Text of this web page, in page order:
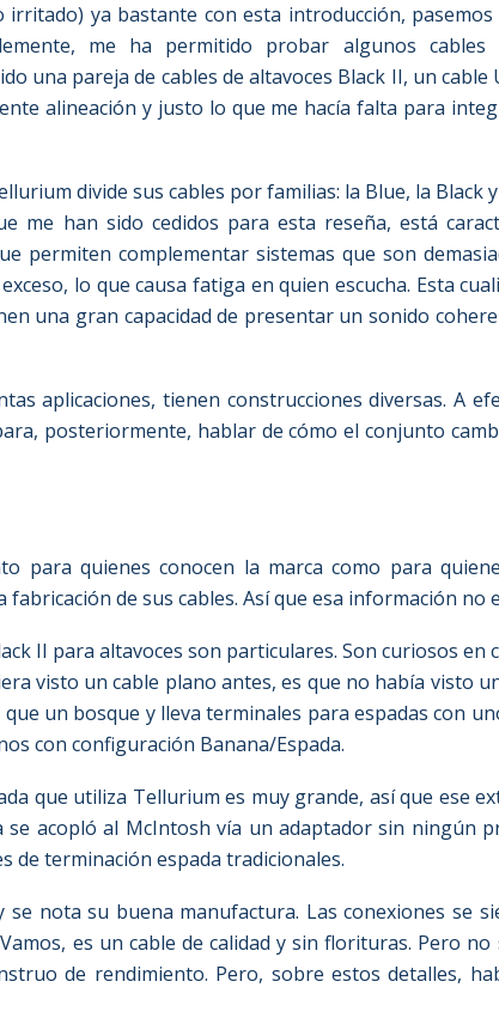
ya bastante con esta introducción, pasemos
me ha permitido probar algunos
una pareja de cables de altavoces Black II, un cable
alineación y justo lo que me hacía falta para
divide sus cables por familias: la Blue, la Black
me han sido cedidos para esta reseña, está
permiten complementar sistemas que son
lo que causa fatiga en quien escucha. Esta
una gran capacidad de presentar un sonido
aplicaciones, tienen construcciones diversas. A
posteriormente, hablar de cómo el conjunto
para quienes conocen la marca como para
fabricación de sus cables. Así que esa información no
II para altavoces son particulares. Son curiosos
visto un cable plano antes, es que no había visto
un bosque y lleva terminales para espadas con
con configuración Banana/Espada.
que utiliza Tellurium es muy grande, así que ese
se acopló al McIntosh vía un adaptador sin ningún
de terminación espada tradicionales.
se nota su buena manufactura. Las conexiones se
es un cable de calidad y sin florituras. Pero
de rendimiento. Pero, sobre estos detalles,